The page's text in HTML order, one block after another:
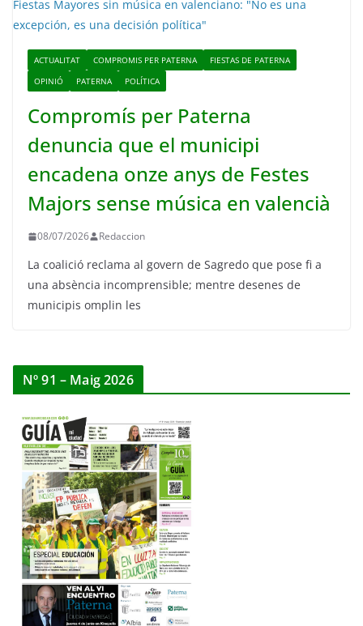
ACTUALITAT COMPROMIS PER PATERNA
FIESTAS DE PATERNA
OPINIÓ
PATERNA POLÍTICA
Compromís per Paterna
denuncia que el municipi
encadena onze anys de Festes
Majors sense música en valencià
08/07/2026 Redaccion
La coalició reclama al govern de Sagredo que pose fi a
una absència incomprensible; mentre desenes de
municipis omplin les
Nº 91 – Maig 2026